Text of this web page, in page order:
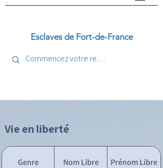
Esclaves de Fort-de-France
Vie en liberté
Genre Nom Libre Prénom Libre